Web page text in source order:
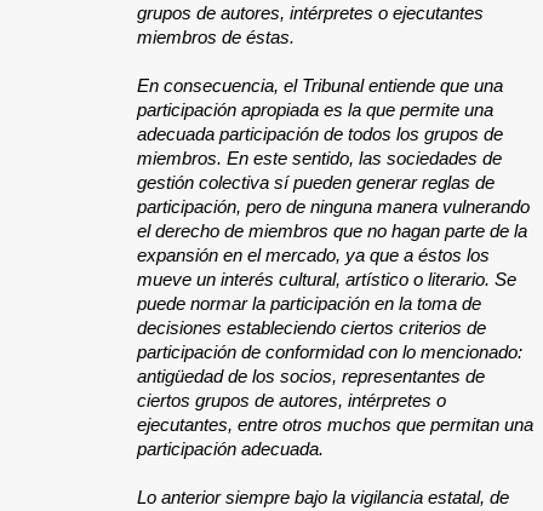
grupos de autores, intérpretes o ejecutantes
miembros de éstas.
En consecuencia, el Tribunal entiende que una
participación apropiada es la que permite una
adecuada participación de todos los grupos de
miembros. En este sentido, las sociedades de
gestión colectiva sí pueden generar reglas de
participación, pero de ninguna manera vulnerando
el derecho de miembros que no hagan parte de la
expansión en el mercado, ya que a éstos los
mueve un interés cultural, artístico o literario. Se
puede normar la participación en la toma de
decisiones estableciendo ciertos criterios de
participación de conformidad con lo mencionado:
antigüedad de los socios, representantes de
ciertos grupos de autores, intérpretes o
ejecutantes, entre otros muchos que permitan una
participación adecuada.
Lo anterior siempre bajo la vigilancia estatal, de